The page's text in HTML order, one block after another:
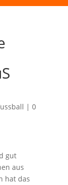
| 0
gut
aus
hat das